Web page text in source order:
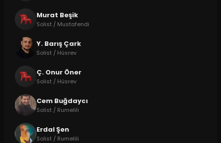
Murat Beşik
Solist / Mustafendi
Y. Barış Çark
Solist / Hüsrev
Ç. Onur Öner
Solist / Hüsrev
Cem Buğdaycı
Solist / Rumelili
Erdal Şen
Solist / Rumelili